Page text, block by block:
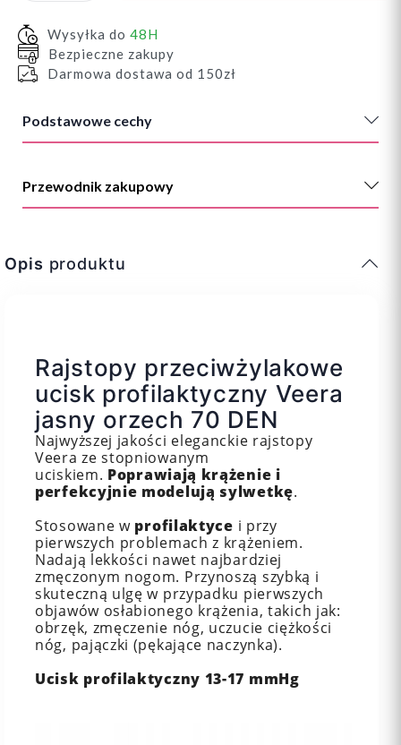
Wysyłka do 48H
Bezpieczne zakupy
Darmowa dostawa od 150zł
Podstawowe cechy
Przewodnik zakupowy
Opis produktu
Rajstopy przeciwżylakowe
ucisk profilaktyczny Veera
jasny orzech 70 DEN
Najwyższej jakości eleganckie rajstopy
Veera ze stopniowanym
uciskiem. Poprawiają krążenie i
perfekcyjnie modelują sylwetkę.
Stosowane w profilaktyce i przy
pierwszych problemach z krążeniem.
Nadają lekkości nawet najbardziej
zmęczonym nogom. Przynoszą szybką i
skuteczną ulgę w przypadku pierwszych
objawów osłabionego krążenia, takich jak:
obrzęk, zmęczenie nóg, uczucie ciężkości
nóg, pajączki (pękające naczynka).
Ucisk profilaktyczny 13-17 mmHg